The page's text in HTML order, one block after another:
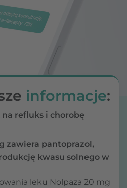
informacje:
na refluks i chorobę
zawiera pantoprazol,
kwasu solnego w
leku Nolpaza 20 mg